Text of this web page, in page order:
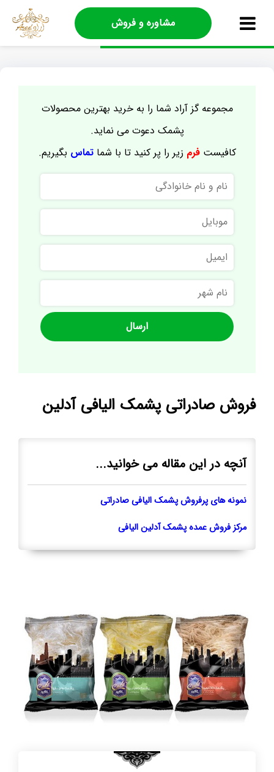
مشاوره و فروش
مجموعه گز آراد شما را به خرید بهترین محصولات
پشمک دعوت می نماید.
کافیستفرم زیر را پر کنید تا با شماتماس بگیریم.
نام
و
نام
خانوادگی
موبایل
ایمیل
نام
شهر
فروش صادراتی پشمک الیافی آدلین
آنچه در این مقاله می خوانید...
نمونه های پرفروش پشمک الیافی صادراتی
مرکز فروش عمده پشمک آدلین الیافی